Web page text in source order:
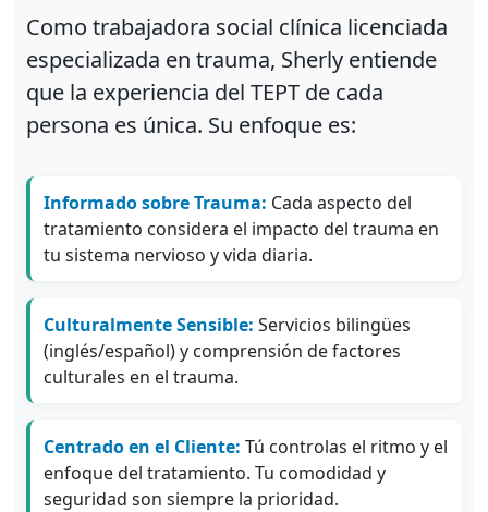
Como trabajadora social clínica licenciada
especializada en trauma, Sherly entiende
que la experiencia del TEPT de cada
persona es única. Su enfoque es:
Informado sobre Trauma: Cada aspecto del
tratamiento considera el impacto del trauma en
tu sistema nervioso y vida diaria.
Culturalmente Sensible: Servicios bilingües
(inglés/español) y comprensión de factores
culturales en el trauma.
Centrado en el Cliente: Tú controlas el ritmo y el
enfoque del tratamiento. Tu comodidad y
seguridad son siempre la prioridad.